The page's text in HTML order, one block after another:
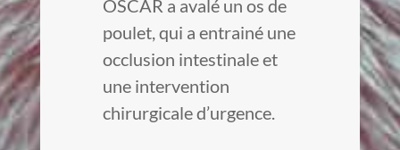
OSCAR a avalé un os de
poulet, qui a entrainé une
occlusion intestinale et
une intervention
chirurgicale d’urgence.